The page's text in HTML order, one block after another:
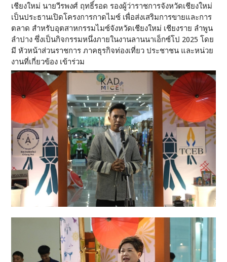
เชียงใหม่ นายวีรพงศ์ ฤทธิ์รอด รองผู้ว่าราชการจังหวัดเชียงใหม่
เป็นประธานเปิดโครงการกาดไมซ์ เพื่อส่งเสริมการขายและการ
ตลาด สำหรับอุตสาหกรรมไมซ์จังหวัดเชียงใหม่ เชียงราย ลำพูน
ลำปาง ซึ่งเป็นกิจกรรมหนึ่งภายในงานลานนาเอ็กซ์โป 2025 โดย
มี หัวหน้าส่วนราชการ ภาคธุรกิจท่องเที่ยว ประชาชน และหน่วย
งานที่เกี่ยวข้อง เข้าร่วม